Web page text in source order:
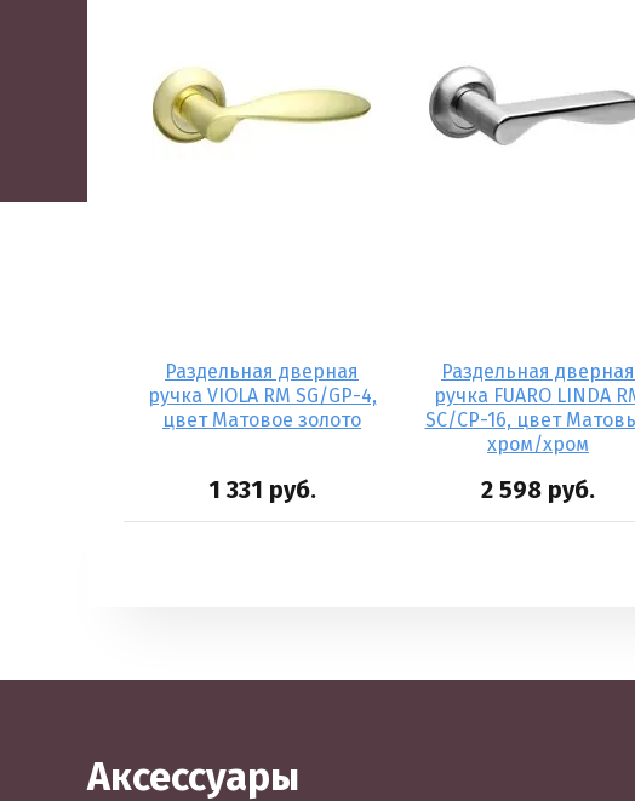
Раздельная дверная
ручка VIOLA RM SG/GP-4,
цвет Матовое золото
1 331 руб.
Раздельная дверная
ручка FUARO LINDA
SC/CP-16, цвет
хром/хром
2 598 руб.
Аксессуары